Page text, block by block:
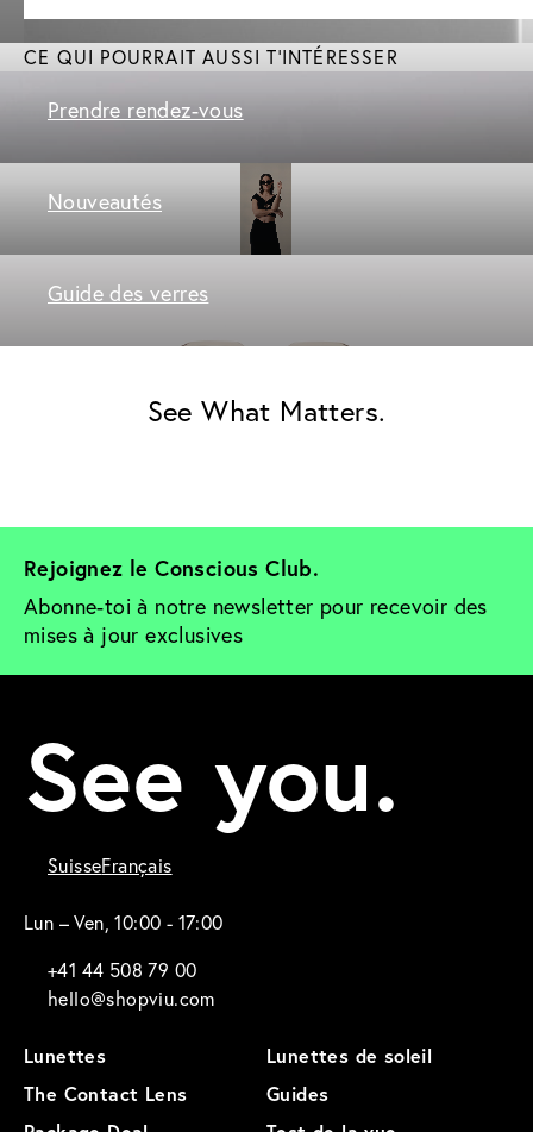
CE QUI POURRAIT AUSSI T'INTÉRESSER
Prendre rendez-vous
Nouveautés
Guide des verres
See What Matters.
Rejoignez le Conscious Club.
Abonne-toi à notre newsletter pour recevoir des
mises à jour exclusives
See you.
SuisseFrançais
Lun – Ven, 10:00 - 17:00
+41 44 508 79 00
hello@shopviu.com
Lunettes
Lunettes de soleil
The Contact Lens
Guides